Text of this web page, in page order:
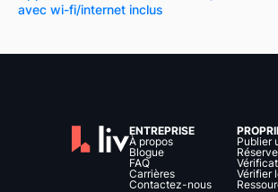
avec wi-fi/internet inclus
ENTREPRISE
À propos
Blogue
FAQ
Carrières
Contactez-nous
Publier
Vérifier